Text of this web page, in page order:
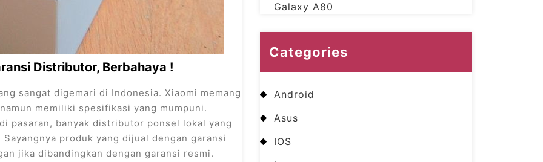
Distributor, Berbahaya !
sangat digemari di Indonesia. Xiaomi memang
memiliki spesifikasi yang mumpuni.
pasaran, banyak distributor ponsel lokal yang
produk yang dijual dengan garansi
jika dibandingkan dengan garansi resmi.
Galaxy A80
Categories
Android
Asus
IOS